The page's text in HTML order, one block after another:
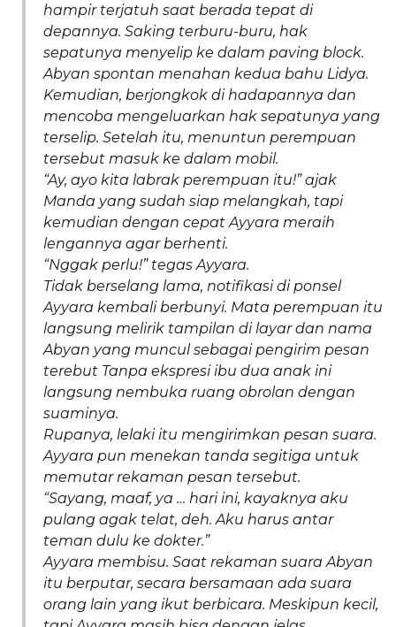
hampir terjatuh saat berada tepat di
depannya. Saking terburu-buru, hak
sepatunya menyelip ke dalam paving block.
Abyan spontan menahan kedua bahu Lidya.
Kemudian, berjongkok di hadapannya dan
mencoba mengeluarkan hak sepatunya yang
terselip. Setelah itu, menuntun perempuan
tersebut masuk ke dalam mobil.
“Ay, ayo kita labrak perempuan itu!” ajak
Manda yang sudah siap melangkah, tapi
kemudian dengan cepat Ayyara meraih
lengannya agar berhenti.
“Nggak perlu!” tegas Ayyara.
Tidak berselang lama, notifikasi di ponsel
Ayyara kembali berbunyi. Mata perempuan itu
langsung melirik tampilan di layar dan nama
Abyan yang muncul sebagai pengirim pesan
terebut Tanpa ekspresi ibu dua anak ini
langsung nembuka ruang obrolan dengan
suaminya.
Rupanya, lelaki itu mengirimkan pesan suara.
Ayyara pun menekan tanda segitiga untuk
memutar rekaman pesan tersebut.
“Sayang, maaf, ya … hari ini, kayaknya aku
pulang agak telat, deh. Aku harus antar
teman dulu ke dokter.”
Ayyara membisu. Saat rekaman suara Abyan
itu berputar, secara bersamaan ada suara
orang lain yang ikut berbicara. Meskipun kecil,